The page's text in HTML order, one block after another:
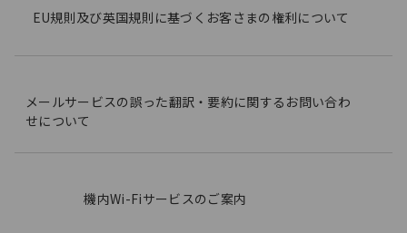
EU規則及び英国規則に基づくお客さまの権利について
メールサービスの誤った翻訳・要約に関するお問い合わ
せについて
機内Wi-Fiサービスのご案内